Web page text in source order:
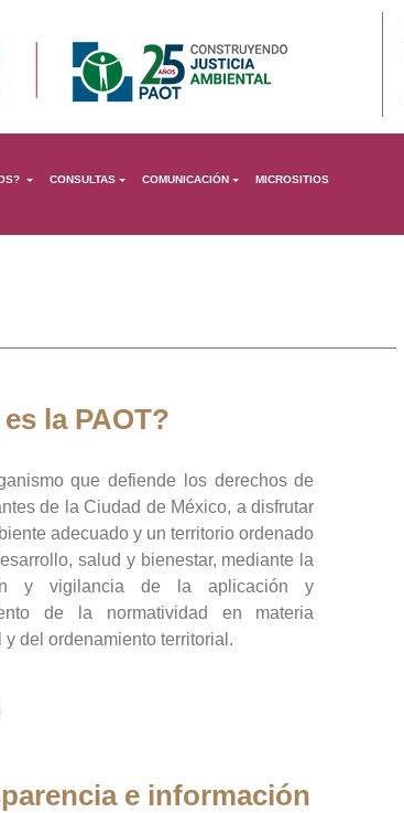
CONSULTAS COMUNICACIÓN MICROSITIOS
la PAOT?
que defiende los derechos de
de la Ciudad de México, a disfrutar
adecuado y un territorio ordenado
salud y bienestar, mediante la
y vigilancia de la aplicación y
de la normatividad en materia
y del ordenamiento territorial.
e información